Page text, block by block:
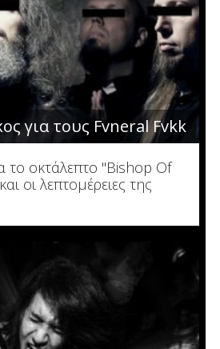
για τους Fvneral Fvkk
το οκτάλεπτο "Bishop Of
οι λεπτομέρειες της